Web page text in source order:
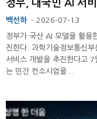
정부, 대국민 AI 서
백선하 - 2026-07-13
정부가 국산 AI 모델을 활용
진한다. 과학기술정보통신부
서비스 개발을 추진한다고
는 민간 컨소시엄을...